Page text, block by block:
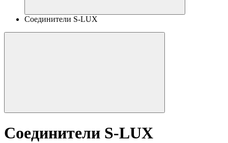
Соединители S-LUX
Соединители S-LUX